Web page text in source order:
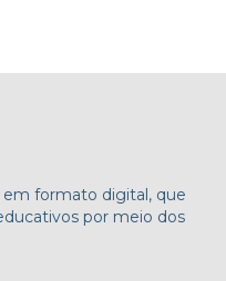
formato digital, que
por meio dos